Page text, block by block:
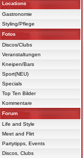
Locations
Gastronomie
Styling/Pflege
Fotos
Discos/Clubs
Veranstaltungen
Kneipen/Bars
Sport(NEU)
Specials
Top Ten Bilder
Kommentare
Forum
Life and Style
Meet and Flirt
Partytipps, Events
Discos, Clubs